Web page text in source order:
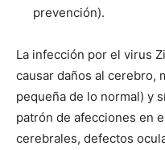
prevención).
La infección por el virus
causar daños al cerebro,
pequeña de lo normal) y
patrón de afecciones en
cerebrales, defectos